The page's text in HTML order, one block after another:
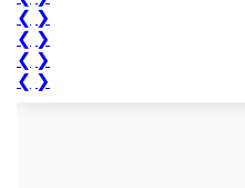
❮ ❯
❮ ❯
❮ ❯
❮ ❯